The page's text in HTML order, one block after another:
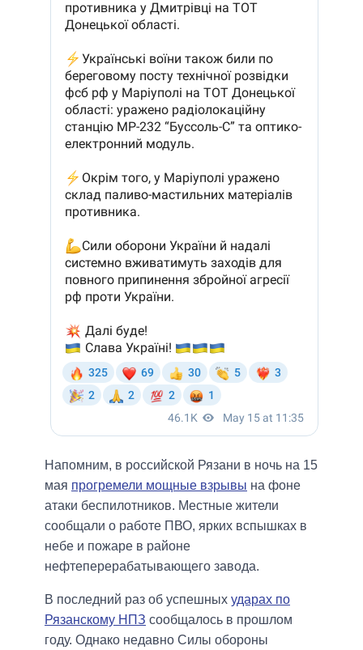
Напомним, в российской Рязани в ночь на 15
мая прогремели мощные взрывы на фоне
атаки беспилотников. Местные жители
сообщали о работе ПВО, ярких вспышках в
небе и пожаре в районе
нефтеперерабатывающего завода.
В последний раз об успешных ударах по
Рязанскому НПЗ сообщалось в прошлом
году. Однако недавно Силы обороны